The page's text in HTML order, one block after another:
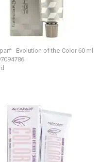
- Evolution of the Color 60 ml